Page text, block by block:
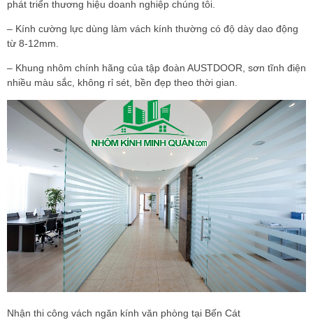
phát triển thương hiệu doanh nghiệp chúng tôi.
– Kính cường lực dùng làm vách kính thường có độ dày dao động
từ 8-12mm.
– Khung nhôm chính hãng của tập đoàn AUSTDOOR, sơn tĩnh điện
nhiều màu sắc, không rỉ sét, bền đẹp theo thời gian.
Nhận thi công vách ngăn kính văn phòng tại Bến Cát